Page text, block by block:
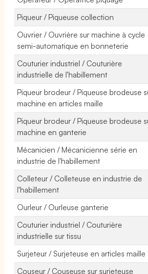
Piqueur / Piqueuse collection
Ouvrier / Ouvrière sur machine à cycle
semi-automatique en bonneterie
Couturier industriel / Couturière
industrielle de l'habillement
Piqueur brodeur / Piqueuse brodeuse
machine en articles maille
Piqueur brodeur / Piqueuse brodeuse
machine en ganterie
Mécanicien / Mécanicienne série en
industrie de l'habillement
Colleteur / Colleteuse en industrie de
l'habillement
Ourleur / Ourleuse ganterie
Couturier industriel / Couturière
industrielle sur tissu
Surjeteur / Surjeteuse en articles maille
Couseur / Couseuse sur surjeteuse